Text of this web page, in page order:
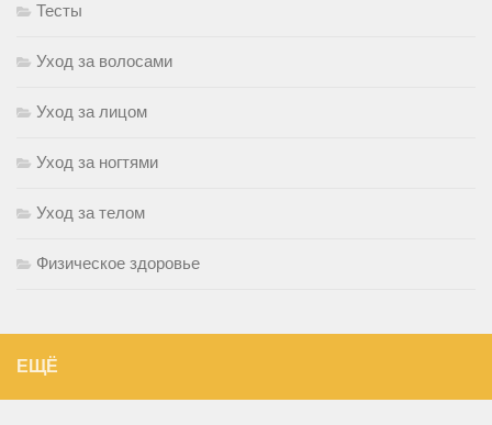
Тесты
Уход за волосами
Уход за лицом
Уход за ногтями
Уход за телом
Физическое здоровье
ЕЩЁ